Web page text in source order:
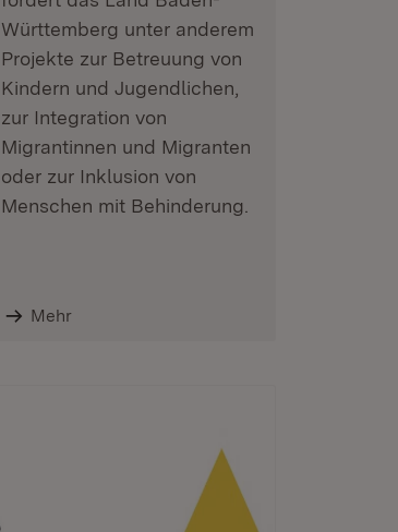
Württemberg unter anderem
Projekte zur Betreuung von
Kindern und Jugendlichen,
zur Integration von
Migrantinnen und Migranten
oder zur Inklusion von
Menschen mit Behinderung.
Mehr